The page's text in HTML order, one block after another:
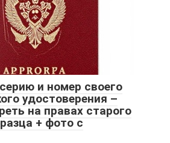
и номер своего
удостоверения –
на правах старого
+ фото с